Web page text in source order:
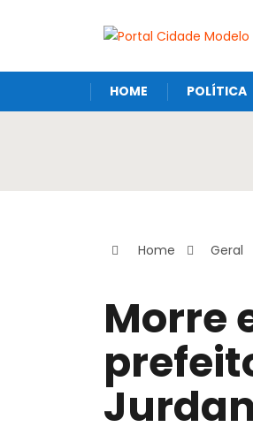
HOME POLÍTICA
Home Geral
Morre